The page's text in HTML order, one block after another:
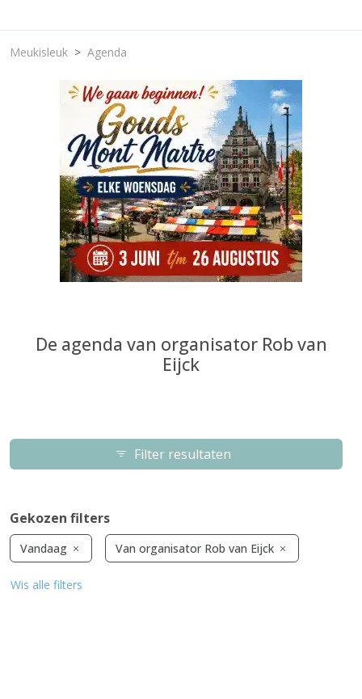
Meukisleuk Agenda
De agenda van organisator Rob van
Eijck
Filter resultaten
Gekozen filters
Vandaag Van organisator Rob van Eijck
Wis alle filters